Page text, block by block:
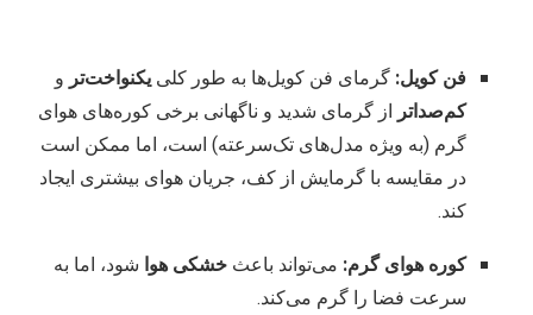
فن کویل: گرمای فن کویل‌ها به طور کلییکنواخت‌ترو
کم‌صدا‌تراز گرمای شدید و ناگهانی برخی کوره‌های هوای
گرم (به ویژه مدل‌های تک‌سرعته) است، اما ممکن است
در مقایسه با گرمایش از کف، جریان هوای بیشتری ایجاد
کند.
کوره هوای گرم: می‌تواند باعث خشکی هوا شود، اما به
سرعت فضا را گرم می‌کند.